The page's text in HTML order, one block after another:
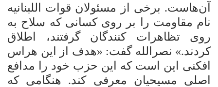
آن‌هاست. برخی از مسئولان قوات اللبنانیه
نام مقاومت را بر روی کسانی که سلاح به
روی تظاهرات کنندگان گرفتند، اطلاق
کردند.» نصرالله گفت: «هدف از این هراس
افکنی این است که این حزب خود را مدافع
اصلی مسیحیان معرفی کند. هنگامی که